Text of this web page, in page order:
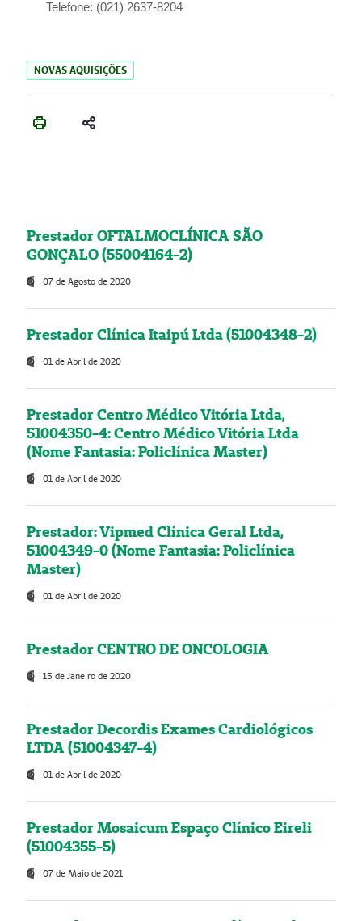
Telefone: (021) 2637-8204
NOVAS AQUISIÇÕES
Prestador OFTALMOCLÍNICA SÃO
GONÇALO (55004164-2)
07 de Agosto de 2020
Prestador Clínica Itaipú Ltda (51004348-2)
01 de Abril de 2020
Prestador Centro Médico Vitória Ltda,
51004350-4: Centro Médico Vitória Ltda
(Nome Fantasia: Policlínica Master)
01 de Abril de 2020
Prestador: Vipmed Clínica Geral Ltda,
51004349-0 (Nome Fantasia: Policlínica
Master)
01 de Abril de 2020
Prestador CENTRO DE ONCOLOGIA
15 de Janeiro de 2020
Prestador Decordis Exames Cardiológicos
LTDA (51004347-4)
01 de Abril de 2020
Prestador Mosaicum Espaço Clínico Eireli
(51004355-5)
07 de Maio de 2021